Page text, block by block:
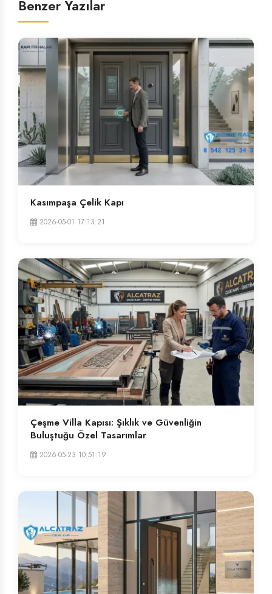
Benzer Yazılar
Kasımpaşa Çelik Kapı
2026-05-01 17:13:21
Çeşme Villa Kapısı: Şıklık ve Güvenliğin
Buluştuğu Özel Tasarımlar
2026-05-23 10:51:19